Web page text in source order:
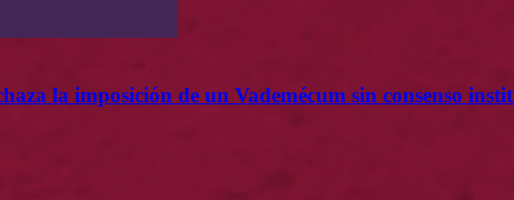
la imposición de un Vademécum sin consenso